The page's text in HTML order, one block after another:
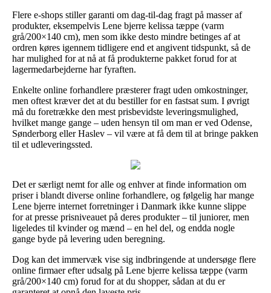
Flere e-shops stiller garanti om dag-til-dag fragt på masser af
produkter, eksempelvis Lene bjerre kelissa tæppe (varm
grå/200×140 cm), men som ikke desto mindre betinges af at
ordren køres igennem tidligere end et angivent tidspunkt, så de
har mulighed for at nå at få produkterne pakket forud for at
lagermedarbejderne har fyraften.
Enkelte online forhandlere præsterer fragt uden omkostninger,
men oftest kræver det at du bestiller for en fastsat sum. I øvrigt
må du foretrække den mest prisbevidste leveringsmulighed,
hvilket mange gange – uden hensyn til om man er ved Odense,
Sønderborg eller Haslev – vil være at få dem til at bringe pakken
til et udleveringssted.
Det er særligt nemt for alle og enhver at finde information om
priser i blandt diverse online forhandlere, og følgelig har mange
Lene bjerre internet forretninger i Danmark ikke kunne slippe
for at presse prisniveauet på deres produkter – til juniorer, men
ligeledes til kvinder og mænd – en hel del, og endda nogle
gange byde på levering uden beregning.
Dog kan det immervæk vise sig indbringende at undersøge flere
online firmaer efter udsalg på Lene bjerre kelissa tæppe (varm
grå/200×140 cm) forud for at du shopper, sådan at du er